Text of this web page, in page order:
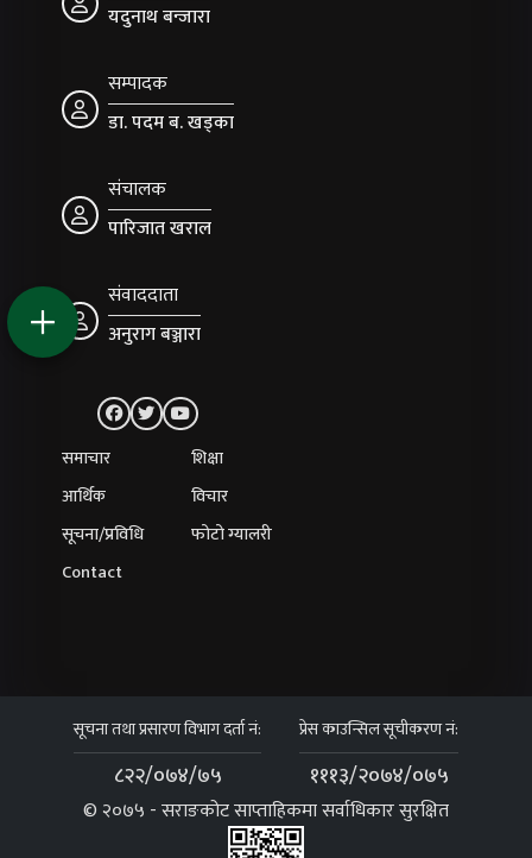
यदुनाथ बन्जारा
सम्पादक
डा. पदम ब. खड्का
संचालक
पारिजात खराल
संवाददाता
अनुराग बञ्जारा
समाचार
शिक्षा
आर्थिक
विचार
सूचना/प्रविधि
फोटो ग्यालरी
Contact
सूचना तथा प्रसारण विभाग दर्ता नं:
८२२/०७४/७५
प्रेस काउन्सिल सूचीकरण नं:
१११३/२०७४/०७५
© २०७५ - सराङकोट साप्ताहिकमा सर्वाधिकार सुरक्षित